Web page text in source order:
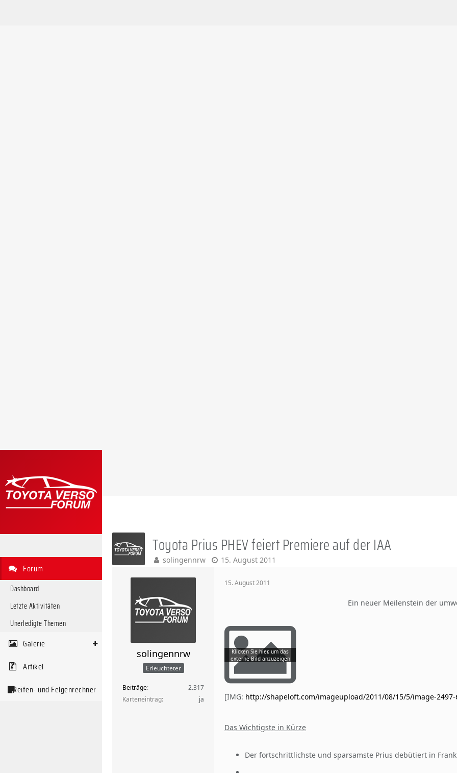
Forum
Dashboard
Letzte Aktivitäten
Unerledigte Themen
Galerie
Artikel
Reifen- und Felgenrechner
Toyota Prius PHEV feiert Premiere auf der IAA
solingennrw 15. August 2011
solingennrw
Erleuchteter
Beiträge
2.317
Karteneintrag
ja
15. August 2011
Ein neuer Meilenstein der
[IMG: http://shapeloft.com/imageupload/2011/08/15/5/image-2497-
Das Wichtigste in Kürze
Der fortschrittlichste und sparsamste Prius debütiert in